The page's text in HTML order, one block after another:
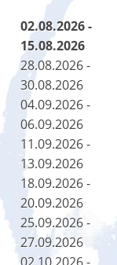
02.08.2026 -
15.08.2026
28.08.2026 -
30.08.2026
04.09.2026 -
06.09.2026
11.09.2026 -
13.09.2026
18.09.2026 -
20.09.2026
25.09.2026 -
27.09.2026